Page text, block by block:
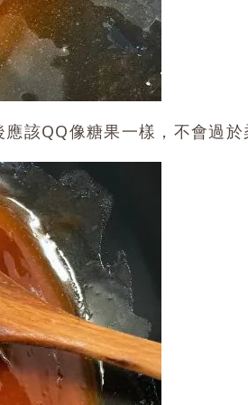
該QQ像糖果一樣，不會過於